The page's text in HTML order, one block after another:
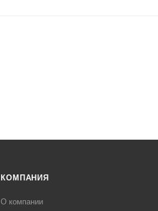
КОМПАНИЯ
О компании